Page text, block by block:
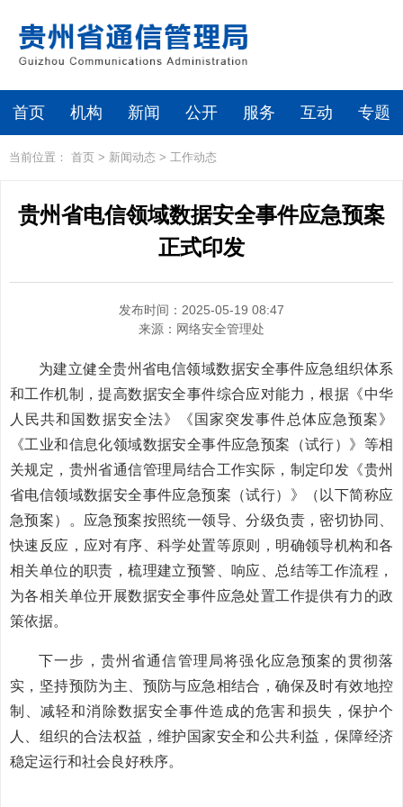
首页 机构 新闻 公开 服务 互动 专题
当前位置： 首页 > 新闻动态 > 工作动态
贵州省电信领域数据安全事件应急预案
正式印发
发布时间：2025-05-19 08:47
来源： 网络安全管理处
为建立健全贵州省电信领域数据安全事件应急组织体系
和工作机制，提高数据安全事件综合应对能力，根据《中华
人民共和国数据安全法》《国家突发事件总体应急预案》
《工业和信息化领域数据安全事件应急预案（试行）》等相
关规定，贵州省通信管理局结合工作实际，制定印发《贵州
省电信领域数据安全事件应急预案（试行）》（以下简称应
急预案）。应急预案按照统一领导、分级负责，密切协同、
快速反应，应对有序、科学处置等原则，明确领导机构和各
相关单位的职责，梳理建立预警、响应、总结等工作流程，
为各相关单位开展数据安全事件应急处置工作提供有力的政
策依据。
下一步，贵州省通信管理局将强化应急预案的贯彻落
实，坚持预防为主、预防与应急相结合，确保及时有效地控
制、减轻和消除数据安全事件造成的危害和损失，保护个
人、组织的合法权益，维护国家安全和公共利益，保障经济
稳定运行和社会良好秩序。